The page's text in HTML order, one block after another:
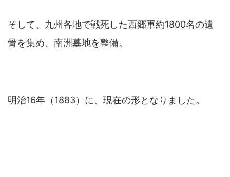
そして、九州各地で戦死した西郷軍約1800名の遺
骨を集め、南洲墓地を整備。
明治16年（1883）に、現在の形となりました。